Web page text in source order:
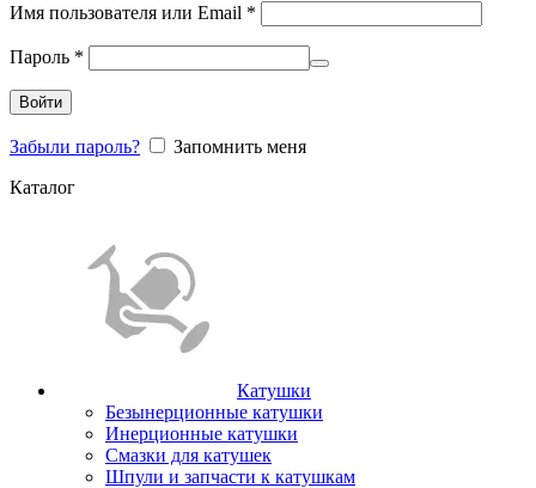
Имя пользователя или Email *
Пароль *
Войти
Забыли пароль?
Запомнить меня
Каталог
Катушки
Безынерционные катушки
Инерционные катушки
Смазки для катушек
Шпули и запчасти к катушкам